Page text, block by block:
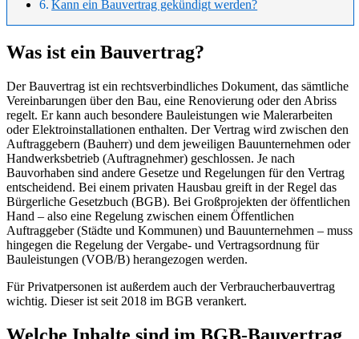
Kann ein Bauvertrag gekündigt werden?
Was ist ein Bauvertrag?
Der Bauvertrag ist ein rechtsverbindliches Dokument, das sämtliche
Vereinbarungen über den Bau, eine Renovierung oder den Abriss
regelt. Er kann auch besondere Bauleistungen wie Malerarbeiten
oder Elektroinstallationen enthalten. Der Vertrag wird zwischen den
Auftraggebern (Bauherr) und dem jeweiligen Bauunternehmen oder
Handwerksbetrieb (Auftragnehmer) geschlossen. Je nach
Bauvorhaben sind andere Gesetze und Regelungen für den Vertrag
entscheidend. Bei einem privaten Hausbau greift in der Regel das
Bürgerliche Gesetzbuch (BGB). Bei Großprojekten der öffentlichen
Hand – also eine Regelung zwischen einem Öffentlichen
Auftraggeber (Städte und Kommunen) und Bauunternehmen – muss
hingegen die Regelung der Vergabe- und Vertragsordnung für
Bauleistungen (VOB/B) herangezogen werden.
Für Privatpersonen ist außerdem auch der Verbraucherbauvertrag
wichtig. Dieser ist seit 2018 im BGB verankert.